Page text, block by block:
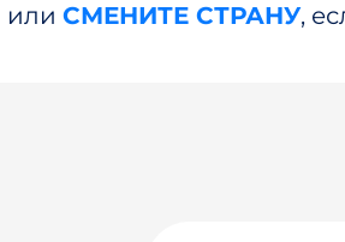
или СМЕНИТЕ СТРАНУ,